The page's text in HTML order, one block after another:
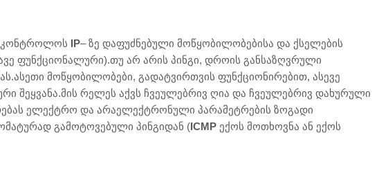
IP– ზე დაფუძნებული მოწყობილობებისა და ქსელების
ფუნქციონალური).თუ არ არის პინგი, დროის განსაზღვრული
მოწყობილობები, გადატვირთვის ფუნქციონირებით, ასევე
შეყვანა.მის რელეს აქვს ჩვეულებრივ ღია და ჩვეულებრივ დახურული
ელექტრო და არაელექტრონული პარამეტრების ზოგადი
გამოტოვებული პინგიდან (ICMP ექოს მოთხოვნა ან ექოს